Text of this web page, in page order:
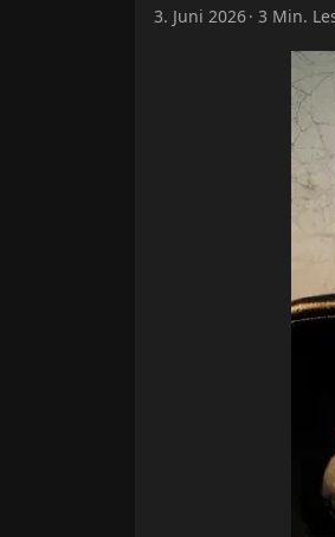
3. Juni 2026 3 Min.